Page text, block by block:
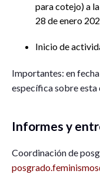
para cotejo) a
28 de enero
Inicio de
Importantes: en
específica sobre
Informes y
Coordinación de